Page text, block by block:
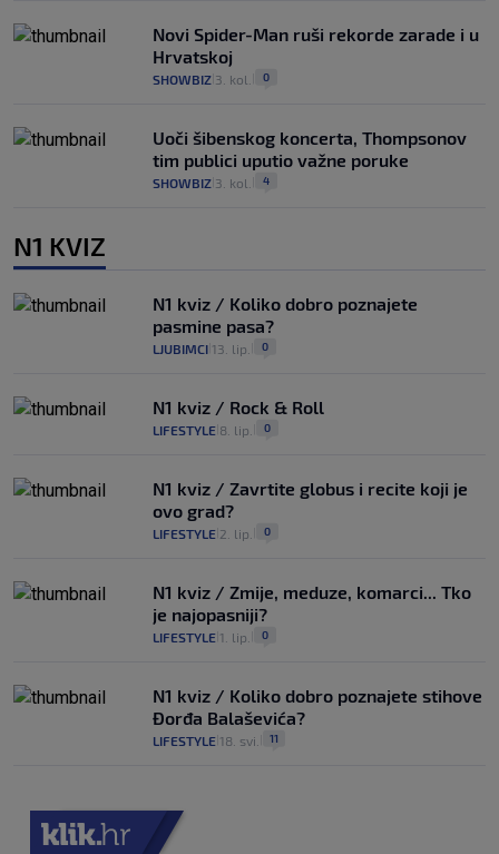
Novi Spider-Man ruši rekorde zarade i u
Hrvatskoj
SHOWBIZ 3. kol. 0
Uoči šibenskog koncerta, Thompsonov
tim publici uputio važne poruke
SHOWBIZ 3. kol. 4
N1 KVIZ
N1 kviz / Koliko dobro poznajete
pasmine pasa?
LJUBIMCI 13. lip. 0
N1 kviz / Rock & Roll
LIFESTYLE 8. lip. 0
N1 kviz / Zavrtite globus i recite koji je
ovo grad?
LIFESTYLE 2. lip. 0
N1 kviz / Zmije, meduze, komarci... Tko
je najopasniji?
LIFESTYLE 1. lip. 0
N1 kviz / Koliko dobro poznajete stihove
Đorđa Balaševića?
LIFESTYLE 18. svi. 11